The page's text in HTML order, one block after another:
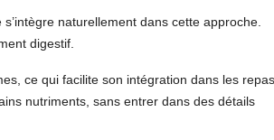
naturellement dans cette approche.
digestif.
ce qui facilite son intégration dans les repas
nutriments, sans entrer dans des détails